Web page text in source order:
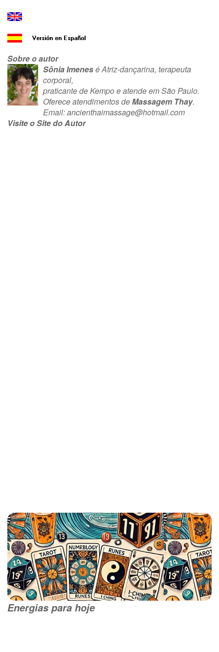
Sobre o autor
Sônia Imenesé Atriz-dançarina, terapeuta
corporal,
praticante de Kempo e atende em São Paulo.
Oferece atendimentos deMassagem Thay.
Email:ancienthaimassage@hotmail.com
Visite o Site do Autor
Energias para hoje